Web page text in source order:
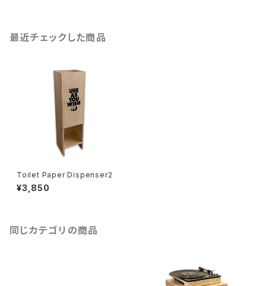
最近チェックした商品
Toilet Paper Dispenser2
¥3,850
同じカテゴリの商品